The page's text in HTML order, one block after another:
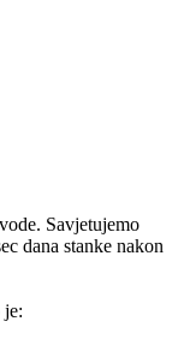
Savjetujemo
dana stanke nakon
je: